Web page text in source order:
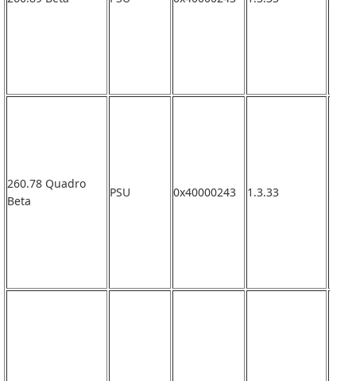
260.78 Quadro
Beta
PSU 0x40000243 1.3.33